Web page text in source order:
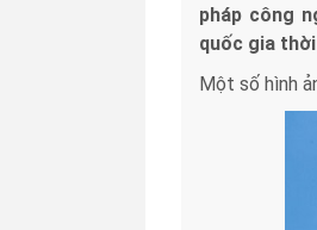
pháp công
quốc gia
Một số hình